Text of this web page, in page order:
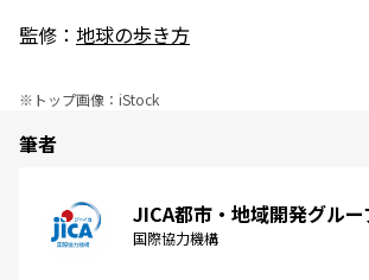
監修： 地球の歩き方
※ トップ画像：iStock
筆者
JICA都市・地域開発グルー
国際協力機構